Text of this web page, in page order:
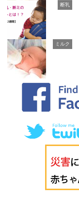
断乳
ミルク